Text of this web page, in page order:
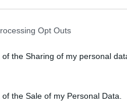
Opt Outs
the Sharing of my personal
the Sale of my Personal Data.
Βραβεύσεις
Βιβλιοδρομίας
Σε ένα χώρο γεμάτο
γιορτή Βιβλιοδρομίας